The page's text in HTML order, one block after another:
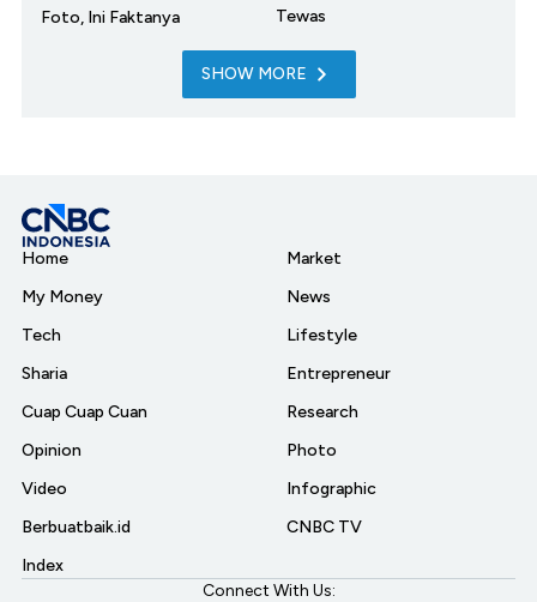
Foto, Ini Faktanya
Tewas
SHOW MORE
Home
My Money
Tech
Sharia
Cuap Cuap Cuan
Opinion
Video
Berbuatbaik.id
Index
Market
News
Lifestyle
Entrepreneur
Research
Photo
Infographic
CNBC TV
Connect With Us: